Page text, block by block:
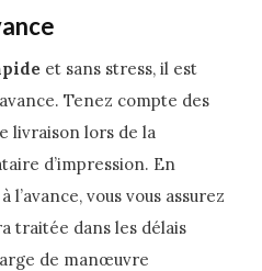
et sans stress, il est
Tenez compte des
livraison lors de la
d’impression. En
vous vous assurez
traitée dans les délais
de manœuvre